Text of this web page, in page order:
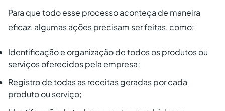
Para que todo esse processo aconteça de maneira
eficaz, algumas ações precisam ser feitas, como:
Identificação e organização de todos os produtos ou
serviços oferecidos pela empresa;
Registro de todas as receitas geradas por cada
produto ou serviço;